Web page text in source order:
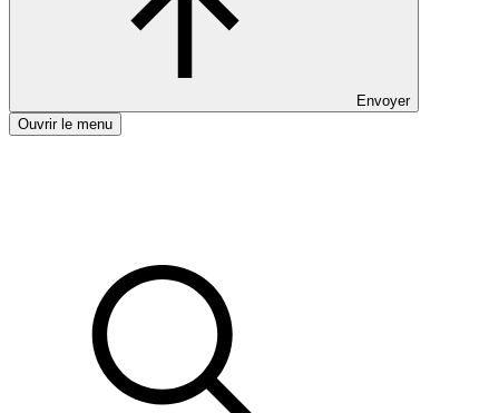
Envoyer
Ouvrir le menu